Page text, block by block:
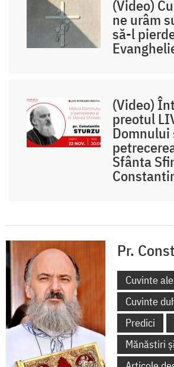
(Video)
ne urâm
să-l
(Video)
preotul
Domnului
Sfânta
Pr.
Cuvinte
Cuvinte
Predici
Mănăstiri